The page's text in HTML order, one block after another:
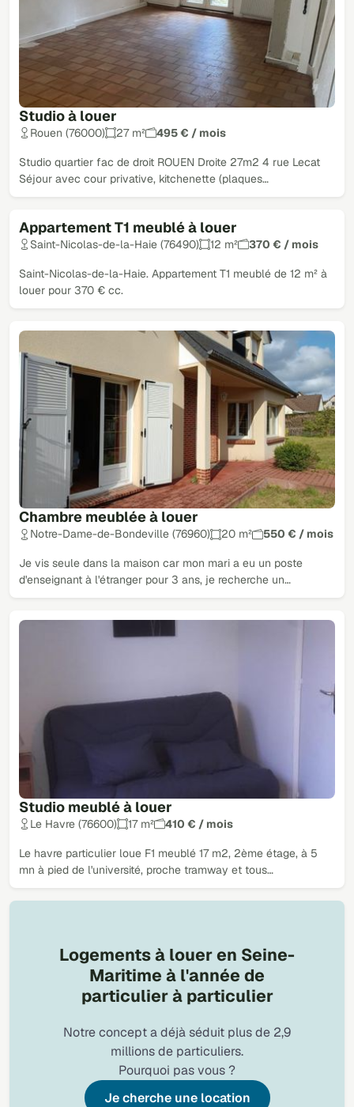
Studio à louer
Rouen (76000) 27 m² 495 € / mois
Studio quartier fac de droit ROUEN Droite 27m2 4 rue Lecat
Séjour avec cour privative, kitchenette (plaques…
Appartement T1 meublé à louer
Saint-Nicolas-de-la-Haie (76490) 12 m² 370 € / mois
Saint-Nicolas-de-la-Haie. Appartement T1 meublé de 12 m² à
louer pour 370 € cc.
Chambre meublée à louer
Notre-Dame-de-Bondeville (76960) 20 m² 550 € / mois
Je vis seule dans la maison car mon mari a eu un poste
d'enseignant à l'étranger pour 3 ans, je recherche un…
Studio meublé à louer
Le Havre (76600) 17 m² 410 € / mois
Le havre particulier loue F1 meublé 17 m2, 2ème étage, à 5
mn à pied de l'université, proche tramway et tous…
Logements à louer en Seine-
Maritime à l'année de
particulier à particulier
Notre concept a déjà séduit plus de 2,9
millions de particuliers.
Pourquoi pas vous ?
Je cherche une location